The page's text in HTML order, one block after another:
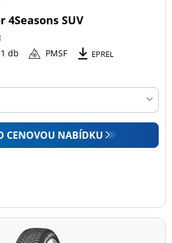
4Seasons SUV
db PMSF EPREL
CENOVOU NABÍDKU